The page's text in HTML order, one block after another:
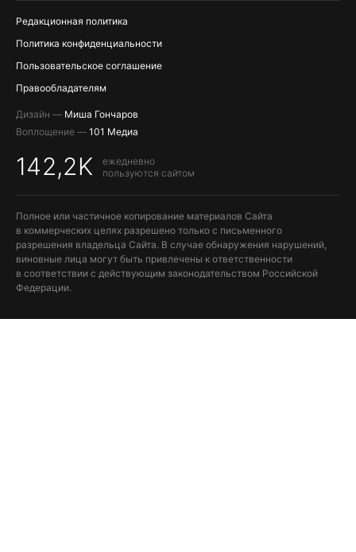
Редакционная политика
Политика конфиденциальности
Пользовательское соглашение
Правообладателям
Дизайн — Миша Гончаров
Воплощение — 101 Медиа
142,2K
ежедневно
пользуются сайтом
Полное или частичное копирование материалов Сайта
в коммерческих целях разрешено только с письменного
разрешения владельца Сайта. В случае обнаружения нарушений,
виновные лица могут быть привлечены к ответственности
в соответствии с действующим законодательством Российской
Федерации.